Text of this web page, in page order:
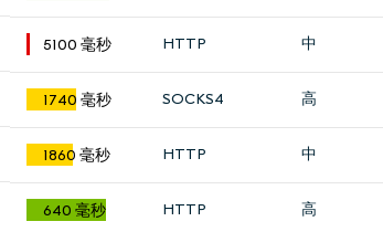
5100 毫秒 HTTP 中
1740 毫秒 SOCKS4 高
1860 毫秒 HTTP 中
640 毫秒 HTTP 高